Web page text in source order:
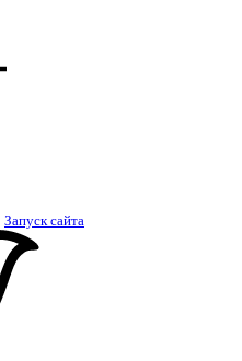
Запуск сайта